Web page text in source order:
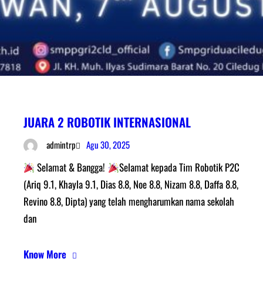
JUARA 2 ROBOTIK INTERNASIONAL
admintrp Agu 30, 2025
Selamat & Bangga!
Selamat kepada Tim Robotik P2C
(Ariq 9.1, Khayla 9.1, Dias 8.8, Noe 8.8, Nizam 8.8, Daffa 8.8,
Revino 8.8, Dipta) yang telah mengharumkan nama sekolah
dan
Know More